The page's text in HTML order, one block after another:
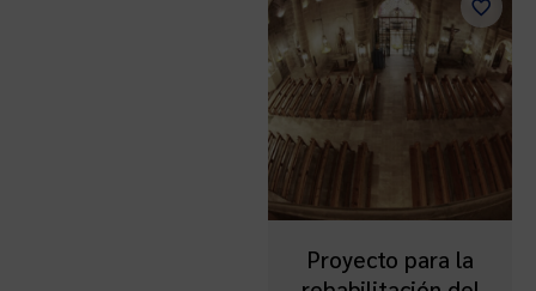
Proyecto para la